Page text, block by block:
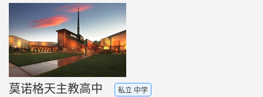
莫诺格天主教高中 私立 中学